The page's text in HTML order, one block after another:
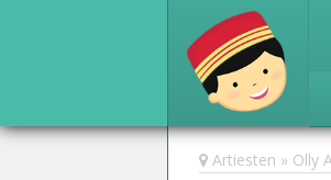
Artiesten Olly